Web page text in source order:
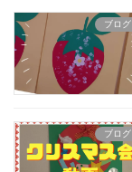
ブログ
ブログ